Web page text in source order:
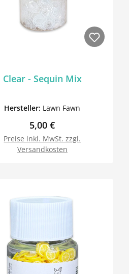
Clear - Sequin Mix
Hersteller: Lawn Fawn
Regulärer Preis:
5,00 €
Preise inkl. MwSt. zzgl.
Versandkosten